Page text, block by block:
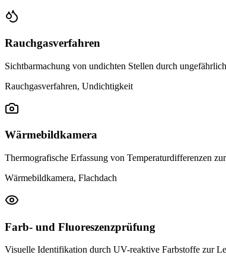
Rauchgasverfahren
Sichtbarmachung von undichten Stellen durch
Rauchgasverfahren, Undichtigkeit
Wärmebildkamera
Thermografische Erfassung von Temperaturdifferenzen
Wärmebildkamera, Flachdach
Farb- und Fluoreszenzprüfung
Visuelle Identifikation durch UV-reaktive Farbstoffe zur